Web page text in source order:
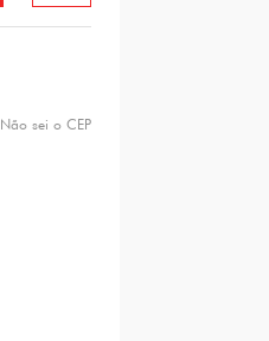
Não sei o CEP